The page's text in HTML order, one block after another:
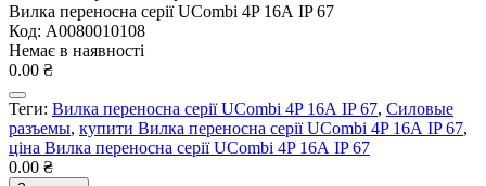
Вилка переносна серії UCombi 4P 16А IP 67
Код: A0080010108
Немає в наявності
0.00 ₴
Теги: Вилка переносна серії UCombi 4P 16А IP 67, Силовые
разъемы, купити Вилка переносна серії UCombi 4P 16А IP 67,
ціна Вилка переносна серії UCombi 4P 16А IP 67
0.00 ₴